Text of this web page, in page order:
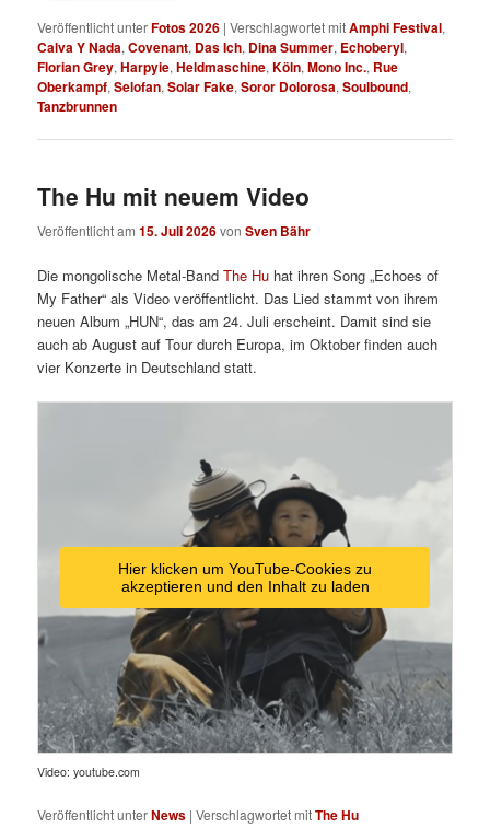
Veröffentlicht unterFotos 2026 |Verschlagwortet mitAmphi Festival,
Calva Y Nada,Covenant, Das Ich, Dina Summer, Echoberyl,
Florian Grey,Harpyie,Heldmaschine,Köln,Mono Inc., Rue
Oberkampf,Selofan,Solar Fake,Soror Dolorosa,Soulbound,
Tanzbrunnen
The Hu mit neuem Video
Veröffentlicht am15. Juli 2026vonSven Bähr
Die mongolische Metal-BandThe Hu hat ihren Song „Echoes of
My Father“ als Video veröffentlicht. Das Lied stammt von ihrem
neuen Album „HUN“, das am 24. Juli erscheint. Damit sind sie
auch ab August auf Tour durch Europa, im Oktober finden auch
vier Konzerte in Deutschland statt.
Hier klicken um YouTube-Cookies zu
akzeptieren und den Inhalt zu laden
Video: youtube.com
Veröffentlicht unterNews |Verschlagwortet mitThe Hu